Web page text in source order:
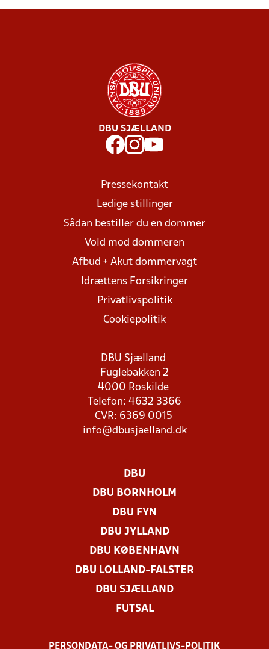
DBU SJÆLLAND
Pressekontakt
Ledige stillinger
Sådan bestiller du en dommer
Vold mod dommeren
Afbud + Akut dommervagt
Idrættens Forsikringer
Privatlivspolitik
Cookiepolitik
DBU Sjælland
Fuglebakken 2
4000 Roskilde
Telefon: 4632 3366
CVR: 6369 0015
info@dbusjaelland.dk
DBU
DBU BORNHOLM
DBU FYN
DBU JYLLAND
DBU KØBENHAVN
DBU LOLLAND-FALSTER
DBU SJÆLLAND
FUTSAL
PERSONDATA- OG PRIVATLIVS-POLITIK